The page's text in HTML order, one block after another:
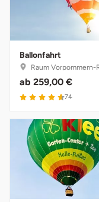
Ballonfahrt
Raum Vorpommern-Rügen, Mecklenburg-
ab 259,00 €
74